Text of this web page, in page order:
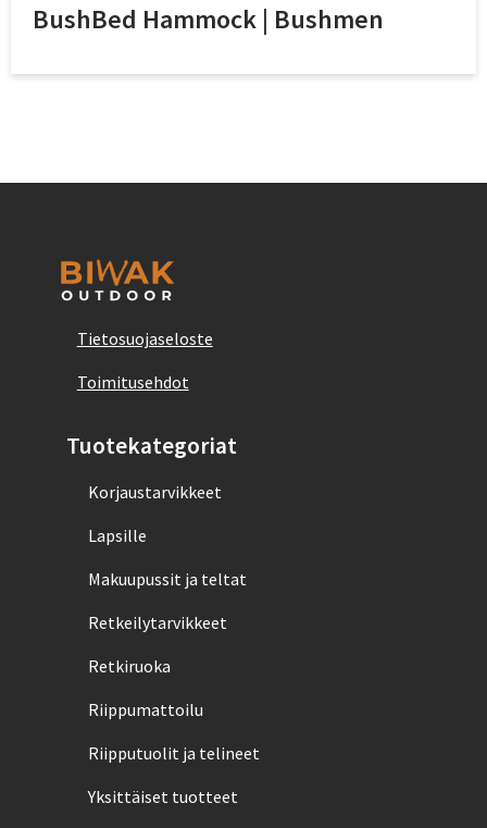
BushBed Hammock | Bushmen
Tietosuojaseloste
Toimitusehdot
Tuotekategoriat
Korjaustarvikkeet
Lapsille
Makuupussit ja teltat
Retkeilytarvikkeet
Retkiruoka
Riippumattoilu
Riipputuolit ja telineet
Yksittäiset tuotteet